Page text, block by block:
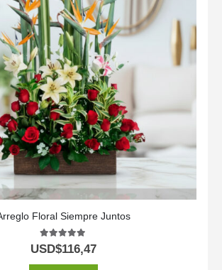
Floral Siempre Juntos
5.00out of 5
USD$116,47